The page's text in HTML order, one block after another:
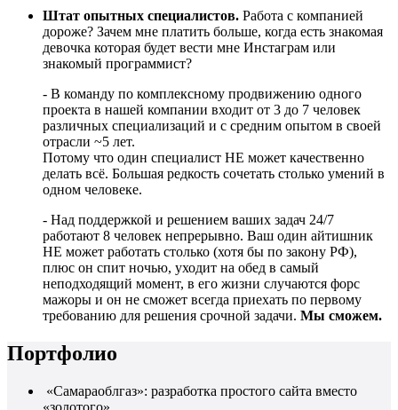
Штат опытных специалистов. Работа с компанией
дороже? Зачем мне платить больше, когда есть знакомая
девочка которая будет вести мне Инстаграм или
знакомый программист?
- В команду по комплексному продвижению одного
проекта в нашей компании входит от 3 до 7 человек
различных специализаций и с средним опытом в своей
отрасли ~5 лет.
Потому что один специалист НЕ может качественно
делать всё. Большая редкость сочетать столько умений в
одном человеке.
- Над поддержкой и решением ваших задач 24/7
работают 8 человек непрерывно. Ваш один айтишник
НЕ может работать столько (хотя бы по закону РФ),
плюс он спит ночью, уходит на обед в самый
неподходящий момент, в его жизни случаются форс
мажоры и он не сможет всегда приехать по первому
требованию для решения срочной задачи. Мы сможем.
Портфолио
«Самараоблгаз»: разработка простого сайта вместо